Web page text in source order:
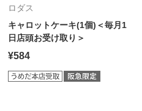
ロダス
キャロットケーキ(1個)＜毎月1
日店頭お受け取り＞
¥584